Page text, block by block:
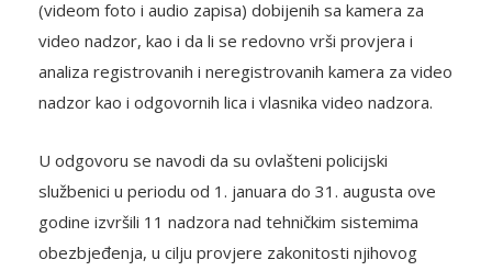
(videom foto i audio zapisa) dobijenih sa kamera za
video nadzor, kao i da li se redovno vrši provjera i
analiza registrovanih i neregistrovanih kamera za video
nadzor kao i odgovornih lica i vlasnika video nadzora.
U odgovoru se navodi da su ovlašteni policijski
službenici u periodu od 1. januara do 31. augusta ove
godine izvršili 11 nadzora nad tehničkim sistemima
obezbjeđenja, u cilju provjere zakonitosti njihovog